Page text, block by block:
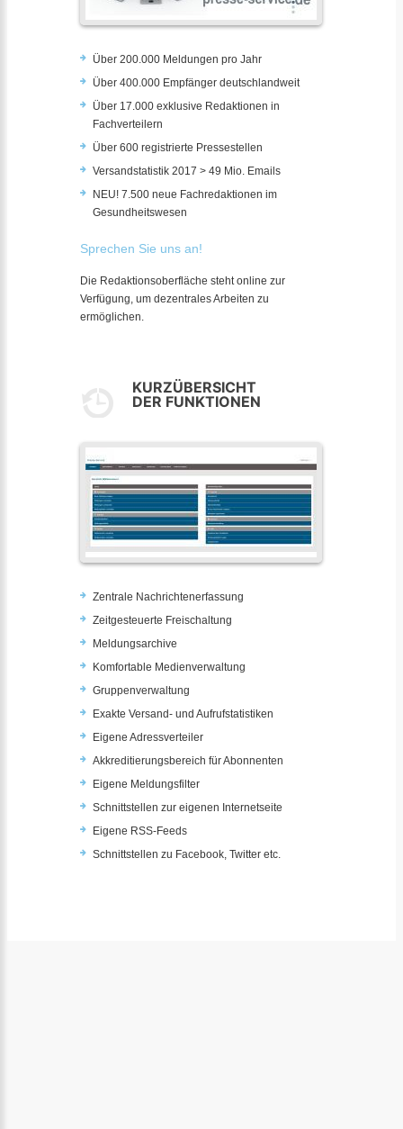
Über 200.000 Meldungen pro Jahr
Über 400.000 Empfänger deutschlandweit
Über 17.000 exklusive Redaktionen in
Fachverteilern
Über 600 registrierte Pressestellen
Versandstatistik 2017 > 49 Mio. Emails
NEU! 7.500 neue Fachredaktionen im
Gesundheitswesen
Sprechen Sie uns an!
Die Redaktionsoberfläche steht online zur
Verfügung, um dezentrales Arbeiten zu
ermöglichen.
KURZÜBERSICHT
DER FUNKTIONEN
Zentrale Nachrichtenerfassung
Zeitgesteuerte Freischaltung
Meldungsarchive
Komfortable Medienverwaltung
Gruppenverwaltung
Exakte Versand- und Aufrufstatistiken
Eigene Adressverteiler
Akkreditierungsbereich für Abonnenten
Eigene Meldungsfilter
Schnittstellen zur eigenen Internetseite
Eigene RSS-Feeds
Schnittstellen zu Facebook, Twitter etc.